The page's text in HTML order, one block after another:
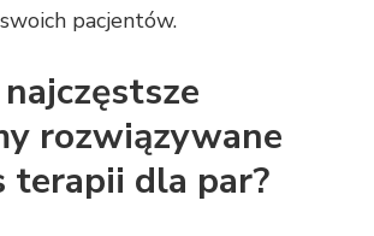
pacjentów.
rozwiązywane
terapii dla par?